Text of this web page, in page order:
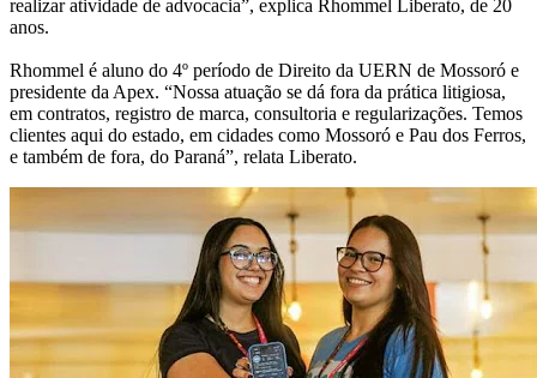
realizar atividade de advocacia”, explica Rhommel Liberato, de 20
anos.
Rhommel é aluno do 4º período de Direito da UERN de Mossoró e
presidente da Apex. “Nossa atuação se dá fora da prática litigiosa,
em contratos, registro de marca, consultoria e regularizações. Temos
clientes aqui do estado, em cidades como Mossoró e Pau dos Ferros,
e também de fora, do Paraná”, relata Liberato.